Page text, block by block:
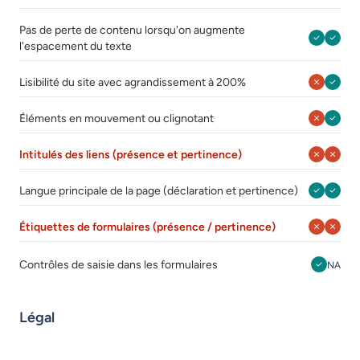
Pas de perte de contenu lorsqu'on augmente
l'espacement du texte
AoûtAoût
Lisibilité du site avec agrandissement à 200% AoûtAoût
Éléments en mouvement ou clignotant AoûtAoût
Intitulés des liens (présence et pertinence) AoûtAoût
Langue principale de la page (déclaration et pertinence) AoûtAoût
Étiquettes de formulaires (présence / pertinence) AoûtAoût
Contrôles de saisie dans les formulaires AoûtAoût
NA
Légal